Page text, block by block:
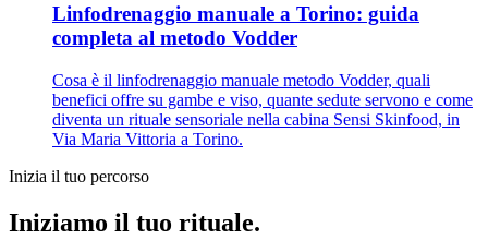
Linfodrenaggio manuale a Torino: guida
completa al metodo Vodder
Cosa è il linfodrenaggio manuale metodo Vodder, quali
benefici offre su gambe e viso, quante sedute servono e come
diventa un rituale sensoriale nella cabina Sensi Skinfood, in
Via Maria Vittoria a Torino.
Inizia il tuo percorso
Iniziamo il tuo rituale.